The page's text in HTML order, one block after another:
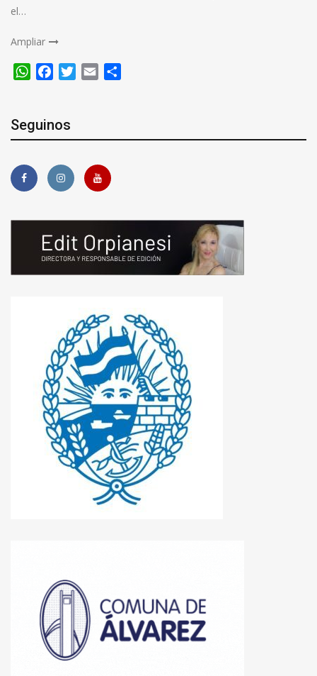
el…
Ampliar
WhatsApp
FacebookTwitter
Email
Seguinos